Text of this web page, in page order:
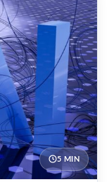
5 MIN